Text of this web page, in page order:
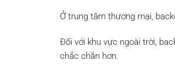
Ở trung tâm thương mại,
Đối với khu vực ngoài trời,
chắc chắn hơn.